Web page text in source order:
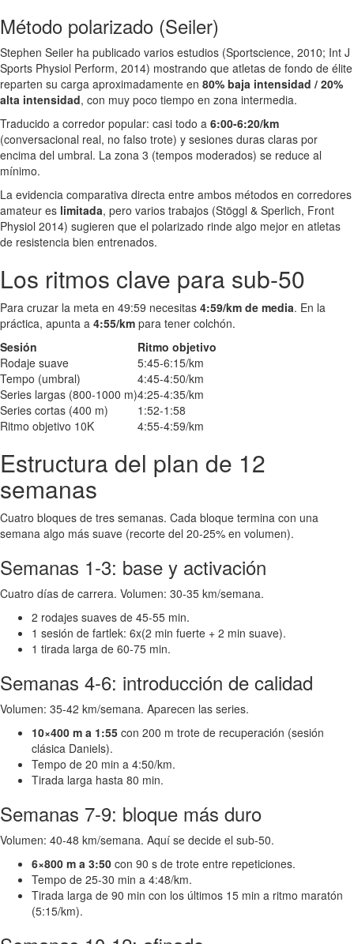
Método polarizado (Seiler)
Stephen Seiler ha publicado varios estudios (Sportscience, 2010; Int J
Sports Physiol Perform, 2014) mostrando que atletas de fondo de élite
reparten su carga aproximadamente en 80% baja intensidad / 20%
alta intensidad, con muy poco tiempo en zona intermedia.
Traducido a corredor popular: casi todo a 6:00-6:20/km
(conversacional real, no falso trote) y sesiones duras claras por
encima del umbral. La zona 3 (tempos moderados) se reduce al
mínimo.
La evidencia comparativa directa entre ambos métodos en corredores
amateur es limitada, pero varios trabajos (Stöggl & Sperlich, Front
Physiol 2014) sugieren que el polarizado rinde algo mejor en atletas
de resistencia bien entrenados.
Los ritmos clave para sub-50
Para cruzar la meta en 49:59 necesitas 4:59/km de media. En la
práctica, apunta a 4:55/km para tener colchón.
Sesión
Ritmo objetivo
Rodaje suave
5:45-6:15/km
Tempo (umbral)
4:45-4:50/km
Series largas (800-1000 m)4:25-4:35/km
Series cortas (400 m)
1:52-1:58
Ritmo objetivo 10K
4:55-4:59/km
Estructura del plan de 12
semanas
Cuatro bloques de tres semanas. Cada bloque termina con una
semana algo más suave (recorte del 20-25% en volumen).
Semanas 1-3: base y activación
Cuatro días de carrera. Volumen: 30-35 km/semana.
2 rodajes suaves de 45-55 min.
1 sesión de fartlek: 6x(2 min fuerte + 2 min suave).
1 tirada larga de 60-75 min.
Semanas 4-6: introducción de calidad
Volumen: 35-42 km/semana. Aparecen las series.
10×400 m a 1:55 con 200 m trote de recuperación (sesión
clásica Daniels).
Tempo de 20 min a 4:50/km.
Tirada larga hasta 80 min.
Semanas 7-9: bloque más duro
Volumen: 40-48 km/semana. Aquí se decide el sub-50.
6×800 m a 3:50 con 90 s de trote entre repeticiones.
Tempo de 25-30 min a 4:48/km.
Tirada larga de 90 min con los últimos 15 min a ritmo maratón
(5:15/km).